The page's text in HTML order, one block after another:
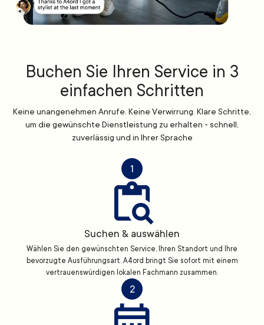
Buchen Sie Ihren Service in 3
einfachen Schritten
Keine unangenehmen Anrufe. Keine Verwirrung. Klare Schritte,
um die gewünschte Dienstleistung zu erhalten - schnell,
zuverlässig und in Ihrer Sprache
1
Suchen & auswählen
Wählen Sie den gewünschten Service, Ihren Standort und Ihre
bevorzugte Ausführungsart. A4ord bringt Sie sofort mit einem
vertrauenswürdigen lokalen Fachmann zusammen.
2